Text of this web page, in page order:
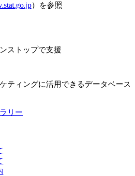
）を参照
ストップで支援
ティングに活用できるデータベース